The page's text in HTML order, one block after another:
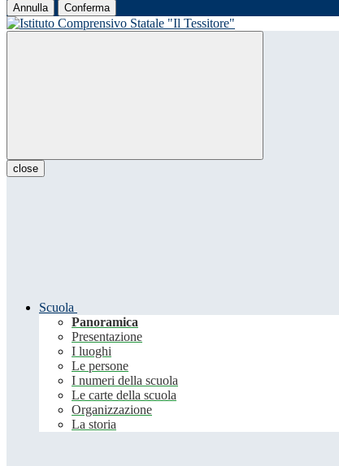
Annulla Conferma
close
Scuola
Panoramica
Presentazione
I luoghi
Le persone
I numeri della scuola
Le carte della scuola
Organizzazione
La storia